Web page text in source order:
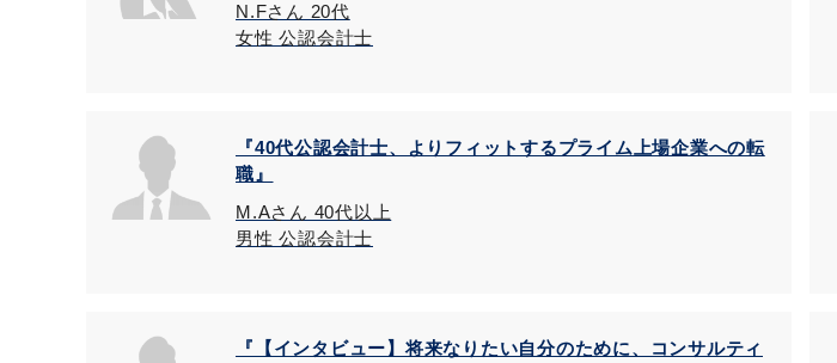
N.Fさん 20代
女性 公認会計士
『40代公認会計士、よりフィットするプライム上場企業への転
職』
M.Aさん 40代以上
男性 公認会計士
『【インタビュー】将来なりたい自分のために、コンサルティ